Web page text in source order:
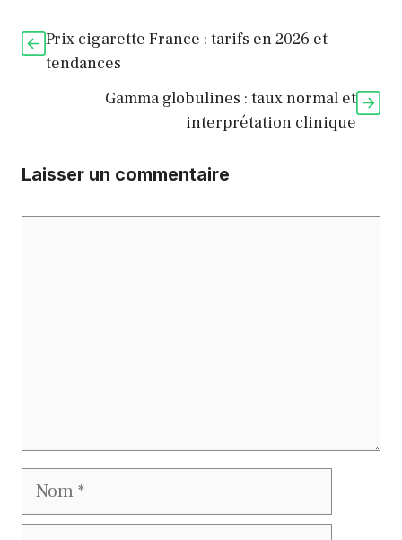
Prix cigarette France : tarifs en 2026 et
tendances
Gamma globulines : taux normal et
interprétation clinique
Laisser un commentaire
Nom